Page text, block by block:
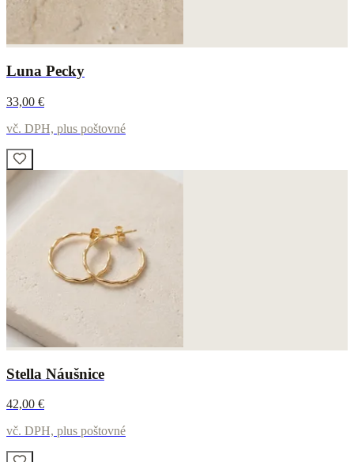
Luna Pecky
33,00 €
vč. DPH, plus poštovné
Stella Náušnice
42,00 €
vč. DPH, plus poštovné